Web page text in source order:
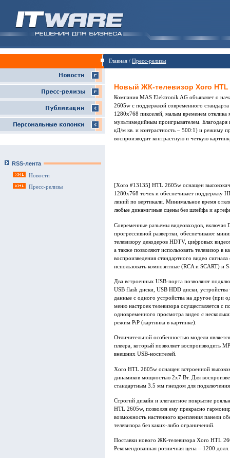
Главная /Пресс-релизы
RSS-лента
Новости
Пресс-релизы
Новый ЖК-телевизор Xoro HTL
Компания MAS Elektronik AG объявляет о
2605w с поддержкой современного
1280х768 пикселей, малым временем
мультимедийным проигрывателем. Благодаря
кД/м кв. и контрастность – 500:1) и режиму
воспроизводит контрастную и четкую
[Xoro #13135] HTL 2605w оснащен
1280x768 точек и обеспечивает поддержку
линий по вертикали. Минимальное время
любые динамичные сцены без шлейфа и
Современные разъемы видеовходов,
прогрессивной развертки, обеспечивают
телевизору декодеров HDTV, цифровых
а также позволяют использовать телевизор в
воспроизведения стандартного видео
использовать композитные (RCA и SCART)
Два встроенных USB-порта позволяют
USB flash диски, USB HDD диски, устройства
данные с одного устройства на другое (при
меню настроек телевизора осуществляется
одновременного просмотра видео с
режим PiP (картинка в картинке).
Отличительной особенностью модели
плеера, который позволяет воспроизводить
внешних USB-носителей.
Xoro HTL 2605w оснащен встроенной
динамиков мощностью 2х7 Вт. Для
стандартным 3.5 мм гнездом для
Строгий дизайн и элегантное покрытие
HTL 2605w, позволяя ему прекрасно
возможность настенного крепления панели
телевизора без каких-либо ограничений.
Поставки нового ЖК-телевизора Xoro HTL
Рекомендованная розничная цена – 1200 долл.